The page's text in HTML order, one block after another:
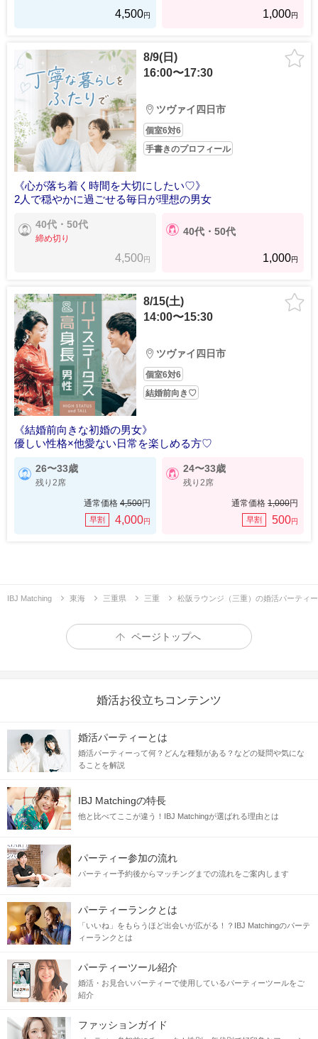
4,500円 1,000円
8/9(日)
16:00〜17:30
ツヴァイ四日市
個室6対6
手書きのプロフィール
《心が落ち着く時間を大切にしたい♡》
2人で穏やかに過ごせる毎日が理想の男女
40代・50代
締め切り
4,500円
40代・50代
1,000円
8/15(土)
14:00〜15:30
ツヴァイ四日市
個室6対6
結婚前向き♡
《結婚前向きな初婚の男女》
優しい性格×他愛ない日常を楽しめる方♡
26〜33歳
残り2席
通常価格 4,500円
早割 4,000円
24〜33歳
残り2席
通常価格 1,000円
早割 500円
IBJ Matching 東海 三重県 三重 松阪ラウンジ（三重）の婚活パーティー
ページトップへ
婚活お役立ちコンテンツ
婚活パーティーとは
婚活パーティーって何？どんな種類がある？などの疑問や気にな
ることを解説
IBJ Matchingの特長
他と比べてここが違う！IBJ Matchingが選ばれる理由とは
パーティー参加の流れ
パーティー予約後からマッチングまでの流れをご案内します
パーティーランクとは
「いいね」をもらうほど出会いが広がる！？IBJ Matchingのパーテ
ィーランクとは
パーティーツール紹介
婚活・お見合いパーティーで使用しているパーティーツールをご
紹介
ファッションガイド